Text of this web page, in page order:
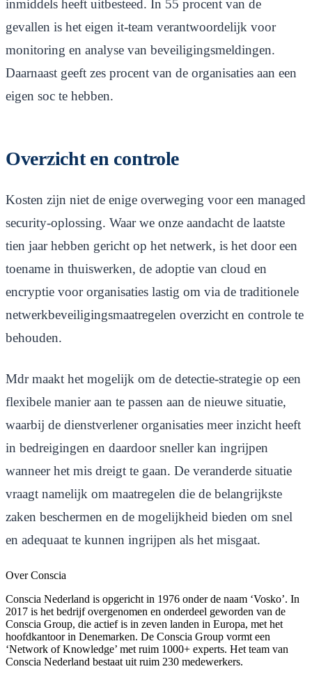
inmiddels heeft uitbesteed. In 55 procent van de
gevallen is het eigen it-team verantwoordelijk voor
monitoring en analyse van beveiligingsmeldingen.
Daarnaast geeft zes procent van de organisaties aan een
eigen soc te hebben.
Overzicht en controle
Kosten zijn niet de enige overweging voor een managed
security-oplossing. Waar we onze aandacht de laatste
tien jaar hebben gericht op het netwerk, is het door een
toename in thuiswerken, de adoptie van cloud en
encryptie voor organisaties lastig om via de traditionele
netwerkbeveiligingsmaatregelen overzicht en controle te
behouden.
Mdr maakt het mogelijk om de detectie-strategie op een
flexibele manier aan te passen aan de nieuwe situatie,
waarbij de dienstverlener organisaties meer inzicht heeft
in bedreigingen en daardoor sneller kan ingrijpen
wanneer het mis dreigt te gaan. De veranderde situatie
vraagt namelijk om maatregelen die de belangrijkste
zaken beschermen en de mogelijkheid bieden om snel
en adequaat te kunnen ingrijpen als het misgaat.
OverConscia
Conscia Nederland is opgericht in 1976 onder de naam ‘Vosko’. In
2017 is het bedrijf overgenomen en onderdeel geworden van de
Conscia Group, die actief is in zeven landen in Europa, met het
hoofdkantoor in Denemarken. De Conscia Group vormt een
‘Network of Knowledge’ met ruim 1000+ experts. Het team van
Conscia Nederland bestaat uit ruim 230 medewerkers.